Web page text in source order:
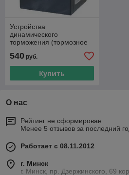
Устройства
динамического
торможения (тормозное
динамический тормозной
блок) DBU
540 руб.
Купить
О нас
Рейтинг не сформирован
Менее 5 отзывов за последний
Работает с 08.11.2012
г. Минск
г. Минск, пр. Дзержинского, 69